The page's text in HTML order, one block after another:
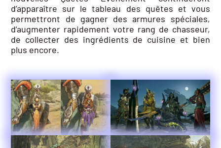
d’apparaître sur le tableau des quêtes et vous
permettront de gagner des armures spéciales,
d’augmenter rapidement votre rang de chasseur,
de collecter des ingrédients de cuisine et bien
plus encore.